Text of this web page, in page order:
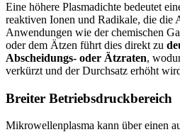
Eine höhere Plasmadichte bedeutet
reaktiven Ionen und Radikale, die die
Anwendungen wie der chemischen
oder dem Ätzen führt dies direkt zu
Abscheidungs- oder Ätzraten,
verkürzt und der Durchsatz erhöht
Breiter Betriebsdruckbereich
Mikrowellenplasma kann über einen